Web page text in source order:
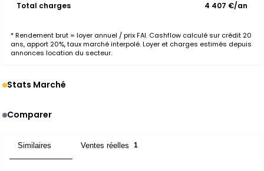
Total charges 4 407 €/an
* Rendement brut = loyer annuel / prix FAI. Cashflow calculé sur crédit 20
ans, apport 20%, taux marché interpolé. Loyer et charges estimés depuis
annonces location du secteur.
Stats Marché
Comparer
Similaires Ventes réelles 1